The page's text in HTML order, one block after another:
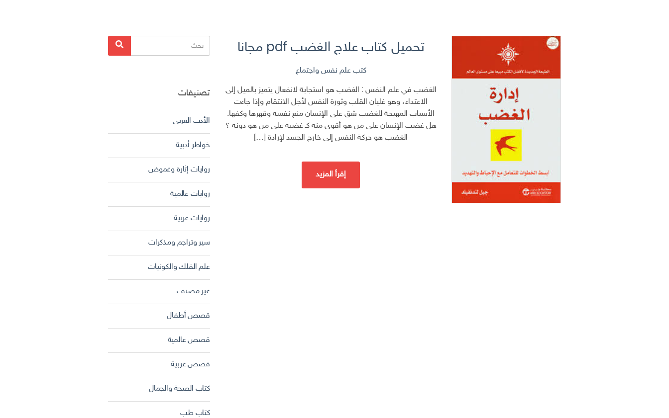
تحميل كتاب علاج الغضب pdf مجانا
كتب علم نفس واجتماع
الغضب في علم النفس : الغضب هو استجابة لانفعال يتميز بالميل إلى
الاعتداء، وهو غليان القلب وثورة النفس لأجل الانتقام وإذا جاءت
الأسباب المهيجة للغضب شق على الإنسان منع نفسه وقهرها وكفها.
هل غضب الإنسان على من هو أقوى منه كـ غضبه على من هو دونه ؟
الغضب هو حركة النفس إلى خارج الجسد لإرادة […]
إقرأ المزيد
البحث
عن:
بحث
تصنيفات
الأدب العربي
خواطر أدبية
روايات إثارة وغموض
روايات عالمية
روايات عربية
سير وتراجم ومذكرات
علم الفلك والكونيات
غير مصنف
قصص أطفال
قصص عالمية
قصص عربية
كتاب الصحة والجمال
كتاب طب